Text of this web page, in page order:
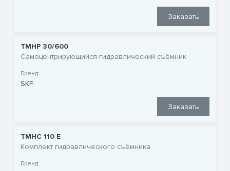
Заказать
TMHP 30/600
Самоцентрирующийся гидравлический съёмник
Бренд:
SKF
Заказать
TMHC 110 E
Комплект гидравлического съёмника
Бренд: